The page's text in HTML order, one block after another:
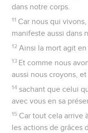
dans notre corps.
11 Car nous qui
manifeste aussi dans
12 Ainsi la mort agit en
13 Et comme nous
aussi nous croyons,
14 sachant que celui
avec vous en sa
15 Car tout cela arrive
les actions de grâces